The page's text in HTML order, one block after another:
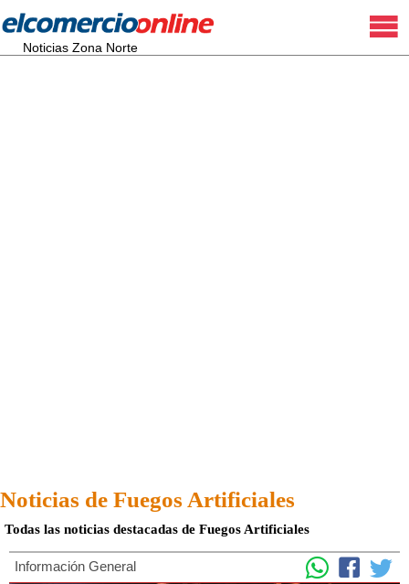
Noticias Zona Norte
Noticias de Fuegos Artificiales
Todas las noticias destacadas de Fuegos Artificiales
Información General